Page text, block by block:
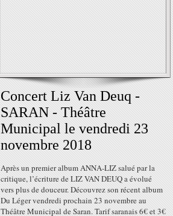
Concert Liz Van Deuq -
SARAN - Théâtre
Municipal le vendredi 23
novembre 2018
Après un premier album ANNA-LIZ salué par la
critique, l’écriture de LIZ VAN DEUQ a évolué
vers plus de douceur. Découvrez son récent album
Du Léger vendredi prochain 23 novembre au
Théâtre Municipal de Saran. Tarif saranais 6€ et 3€